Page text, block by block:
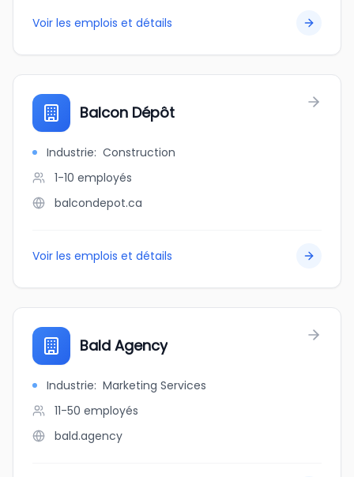
Voir les emplois et détails
Balcon Dépôt
Industrie: Construction
1-10 employés
balcondepot.ca
Voir les emplois et détails
Bald Agency
Industrie: Marketing Services
11-50 employés
bald.agency